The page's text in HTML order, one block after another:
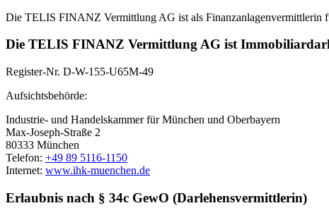
Die TELIS FINANZ Vermittlung AG ist als Finanzanlagenvermittlerin
Die TELIS FINANZ Vermittlung AG ist
Register-Nr. D-W-155-U65M-49
Aufsichtsbehörde:
Industrie- und Handelskammer für München und Oberbayern
Max-Joseph-Straße 2
80333 München
Telefon: +49 89 5116-1150
Internet: www.ihk-muenchen.de
Erlaubnis nach § 34c GewO (Darlehensvermittlerin)